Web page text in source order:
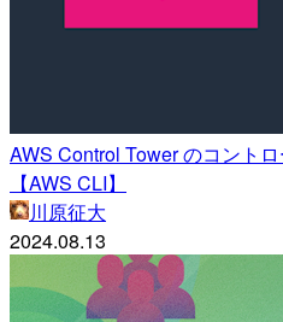
AWS Control Tower のコント
【AWS CLI】
川原征大
2024.08.13